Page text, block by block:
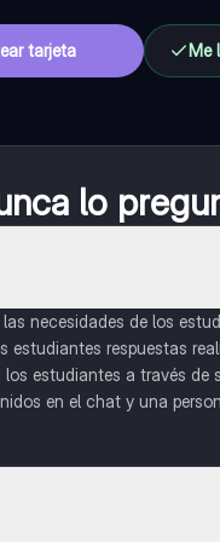
tarjeta Me
lo
necesidades de los
respuestas
estudiantes a través de
en el chat y una